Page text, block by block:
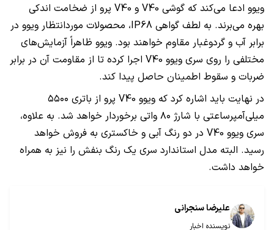
ویوو ادعا می‌کند که گوشی V40 و V40 پرو از ضخامت اندکی
بهره می‌برند. به لطف گواهی IP68، محصولات موردانتظار ویوو در
برابر آب و گردوغبار مقاوم خواهند بود. ویوو ظاهراً آزمایش‌های
مختلفی را روی سری ویوو V40 اجرا کرده تا از مقاومت آن در برابر
ضربات و سقوط اطمینان حاصل پیدا کند.
در نهایت باید اشاره کرد که ویوو V40 پرو از باتری ۵۵۰۰
میلی‌آمپرساعتی با شارژ ۸۰ واتی برخوردار خواهد شد. به علاوه،
سری ویوو V40‌ در دو رنگ آبی و خاکستری به فروش خواهد
رسید. البته مدل استاندارد سری یک رنگ بنفش را نیز به همراه
خواهد داشت.
علیرضا سنجرانی
نویسنده اخبار